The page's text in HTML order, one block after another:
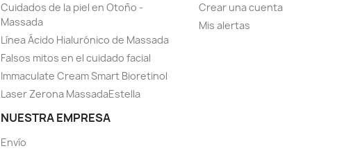
Cuidados de la piel en Otoño -
Massada
Línea Ácido Hialurónico de Massada
Falsos mitos en el cuidado facial
Immaculate Cream Smart Bioretinol
Laser Zerona MassadaEstella
NUESTRA EMPRESA
Envío
Crear una cuenta
Mis alertas